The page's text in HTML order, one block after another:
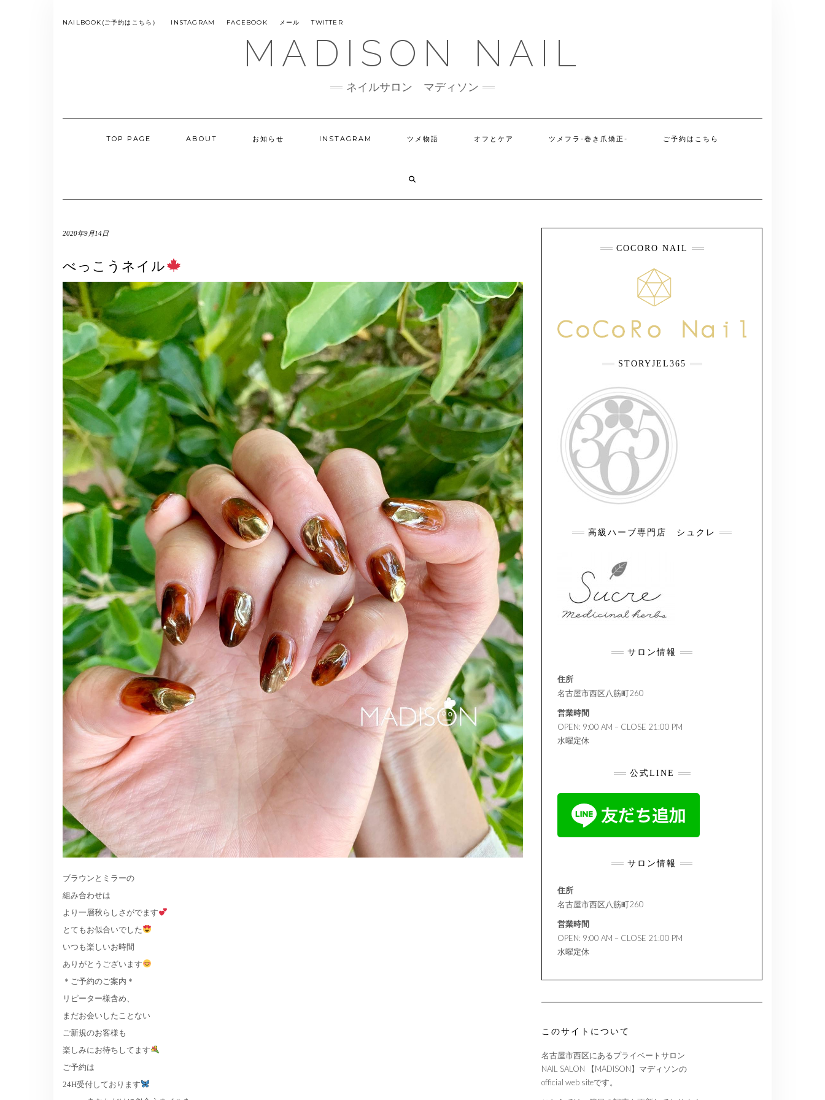
MENU
NAILBOOK(ご予約はこちら） INSTAGRAM FACEBOOK メール TWITTER
MADISON NAIL
ネイルサロン マディソン
TOP PAGE ABOUT お知らせ INSTAGRAM ツメ物語 オフとケア ツメフラ-巻き爪矯正- ご予約はこちら
2020年9月14日
べっこうネイル
ブラウンとミラーの
組み合わせは
より一層秋らしさがでます
とてもお似合いでした
いつも楽しいお時間
ありがとうございます
＊ご予約のご案内＊
リピーター様含め、
まだお会いしたことない
ご新規のお客様も
楽しみにお待ちしてます
ご予約は
24H受付しております
COCORO NAIL
STORYJEL365
高級ハーブ専門店 シュクレ
サロン情報
住所
名古屋市西区八筋町260
営業時間
OPEN: 9:00 AM – CLOSE 21:00 PM
水曜定休
公式LINE
サロン情報
住所
名古屋市西区八筋町260
営業時間
OPEN: 9:00 AM – CLOSE 21:00 PM
水曜定休
このサイトについて
名古屋市西区にあるプライベートサロン
NAIL SALON 【MADISON】マディソンの
official web siteです。